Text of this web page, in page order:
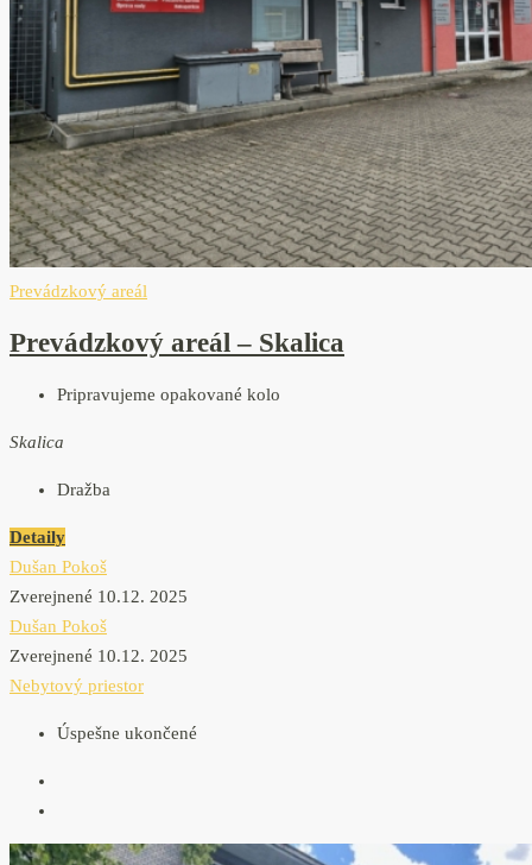
Prevádzkový areál
Prevádzkový areál – Skalica
Pripravujeme opakované kolo
Skalica
Dražba
Detaily
Dušan Pokoš
Zverejnené 10.12. 2025
Dušan Pokoš
Zverejnené 10.12. 2025
Nebytový priestor
Úspešne ukončené